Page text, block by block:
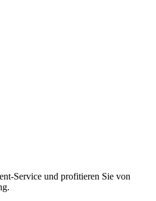
Service und profitieren Sie von